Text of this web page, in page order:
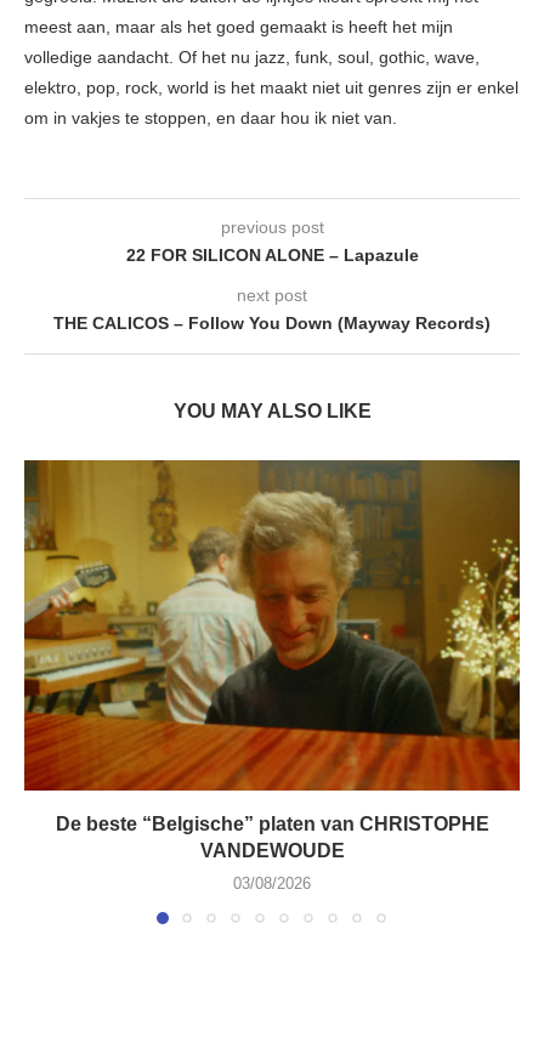
meest aan, maar als het goed gemaakt is heeft het mijn
volledige aandacht. Of het nu jazz, funk, soul, gothic, wave,
elektro, pop, rock, world is het maakt niet uit genres zijn er enkel
om in vakjes te stoppen, en daar hou ik niet van.
previous post
22 FOR SILICON ALONE – Lapazule
next post
THE CALICOS – Follow You Down (Mayway Records)
YOU MAY ALSO LIKE
De beste “Belgische” platen van CHRISTOPHE
VANDEWOUDE
03/08/2026